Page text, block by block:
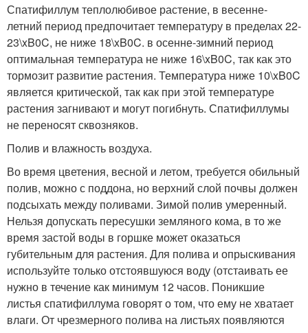
Спатифиллум теплолюбивое растение, в весенне-
летний период предпочитает температуру в пределах 22-
23\xB0C, не ниже 18\xB0C. в осенне-зимний период
оптимальная температура не ниже 16\xB0C, так как это
тормозит развитие растения. Температура ниже 10\xB0C
является критической, так как при этой температуре
растения загнивают и могут погибнуть. Спатифиллумы
не переносят сквозняков.
Полив и влажность воздуха.
Во время цветения, весной и летом, требуется обильный
полив, можно с поддона, но верхний слой почвы должен
подсыхать между поливами. Зимой полив умеренный.
Нельзя допускать пересушки земляного кома, в то же
время застой воды в горшке может оказаться
губительным для растения. Для полива и опрыскивания
используйте только отстоявшуюся воду (отстаивать ее
нужно в течение как минимум 12 часов. Поникшие
листья спатифиллума говорят о том, что ему не хватает
влаги. От чрезмерного полива на листьях появляются